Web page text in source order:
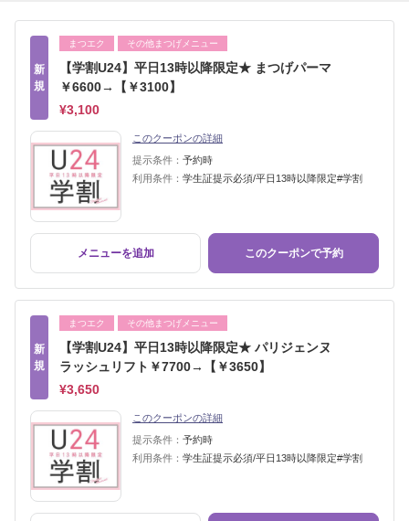
新
規
まつエク その他まつげメニュー
【学割U24】平日13時以降限定★ まつげパーマ
￥6600→【￥3100】
¥3,100
このクーポンの詳細
提示条件： 予約時
利用条件： 学生証提示必須/平日13時以降限定#学割
メニューを追加 このクーポンで予約
新
規
まつエク その他まつげメニュー
【学割U24】平日13時以降限定★ パリジェンヌ
ラッシュリフト￥7700→【￥3650】
¥3,650
このクーポンの詳細
提示条件： 予約時
利用条件： 学生証提示必須/平日13時以降限定#学割